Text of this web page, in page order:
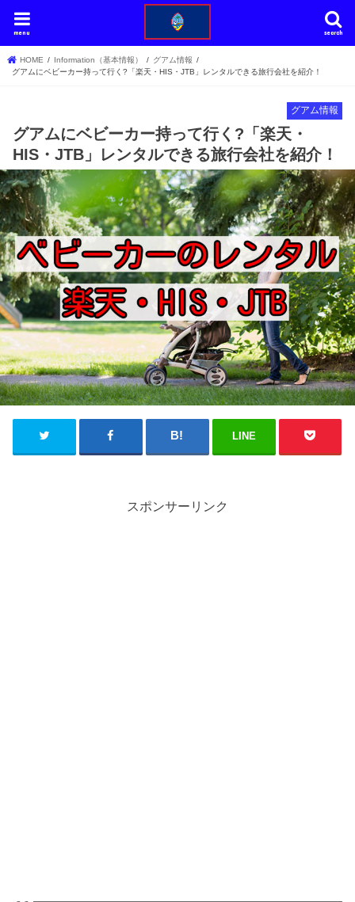
search
menu
HOME Information（基本情報）
グアム情報
グアムにベビーカー持って行く?「楽天・HIS・JTB」レンタルできる旅行会社を紹介！
グアム情報
グアムにベビーカー持って行く?「楽天・
HIS・JTB」レンタルできる旅行会社を紹介！
LINE
スポンサーリンク